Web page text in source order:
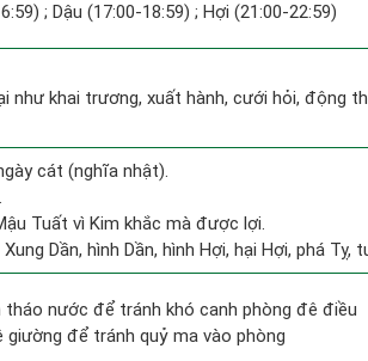
; Dậu (17:00-18:59) ; Hợi (21:00-22:59)
như khai trương, xuất hành, cưới hỏi, động
cát (nghĩa nhật).
Tuất vì Kim khắc mà được lợi.
Dần, hình Dần, hình Hợi, hại Hợi, phá Tỵ,
tháo nước để tránh khó canh phòng đê điều
giường để tránh quỷ ma vào phòng